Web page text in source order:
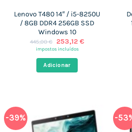
Lenovo T480 14″ / i5-8250U
/ 8GB DDR4 256GB SSD
Windows 10
445,00€
O
preço
era:
445,00 €.
253,12 €O
impostos incluídos
Adicionar
-39% -